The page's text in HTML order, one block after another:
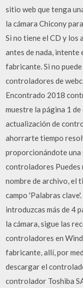
sitio web que tenga
la cámara Chicony
Si no tiene el CD y los
antes de nada,
fabricante. Si no
controladores de
Encontrado 2018
muestre la página 1
actualización de
ahorrarte tiempo
proporcionándote
controladores Puedes
nombre de archivo, el
campo 'Palabras
introduzcas más de 4
la cámara, sigue las
controladores en
fabricante, allí, por
descargar el
controlador Toshiba